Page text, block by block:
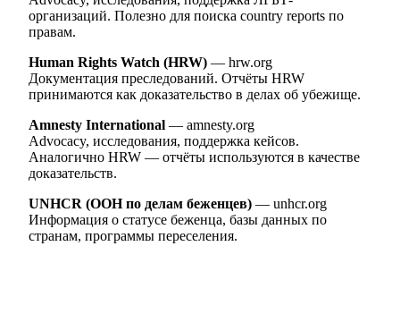
организаций. Полезно для поиска country reports по
правам.
Human Rights Watch (HRW) — hrw.org
Документация преследований. Отчёты HRW
принимаются как доказательство в делах об убежище.
Amnesty International — amnesty.org
Advocacy, исследования, поддержка кейсов.
Аналогично HRW — отчёты используются в качестве
доказательств.
UNHCR (ООН по делам беженцев) — unhcr.org
Информация о статусе беженца, базы данных по
странам, программы переселения.